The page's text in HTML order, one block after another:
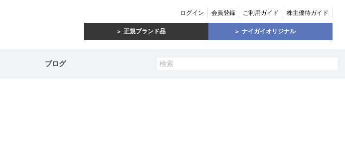
ログイン 会員登録 ご利用ガイド 株主優待ガイド
正規ブランド品 ナイガイオリジナル
ブログ